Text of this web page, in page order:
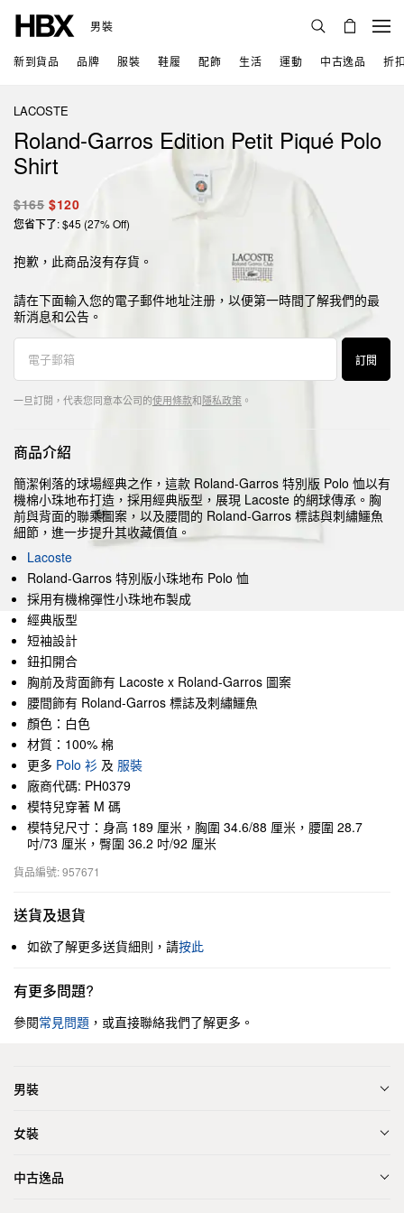
男裝
新到貨品 品牌 服裝 鞋履 配飾 生活 運動 中古逸品 折
LACOSTE
Roland-Garros Edition Petit Piqué Polo
Shirt
$165 $120
您省下了: $45 (27% Off)
抱歉，此商品沒有存貨。
請在下面輸入您的電子郵件地址注册，以便第一時間了解我們的最
新消息和公告。
訂閱
一旦訂閱，代表您同意本公司的使用條款和隱私政策 。
商品介紹
簡潔俐落的球場經典之作，這款 Roland-Garros 特別版 Polo 恤以有
機棉小珠地布打造，採用經典版型，展現 Lacoste 的網球傳承。胸
前與背面的聯乘圖案，以及腰間的 Roland-Garros 標誌與刺繡鱷魚
細節，進一步提升其收藏價值。
Lacoste
Roland-Garros 特別版小珠地布 Polo 恤
採用有機棉彈性小珠地布製成
經典版型
短袖設計
鈕扣開合
胸前及背面飾有 Lacoste x Roland-Garros 圖案
腰間飾有 Roland-Garros 標誌及刺繡鱷魚
顏色：白色
材質：100% 棉
更多 Polo 衫 及 服裝
廠商代碼: PH0379
模特兒穿著 M 碼
模特兒尺寸：身高 189 厘米，胸圍 34.6/88 厘米，腰圍 28.7
吋/73 厘米，臀圍 36.2 吋/92 厘米
貨品編號: 957671
送貨及退貨
如欲了解更多送貨細則，請按此
有更多問題?
參閱常見問題 ，或直接聯絡我們了解更多。
男裝
女裝
中古逸品